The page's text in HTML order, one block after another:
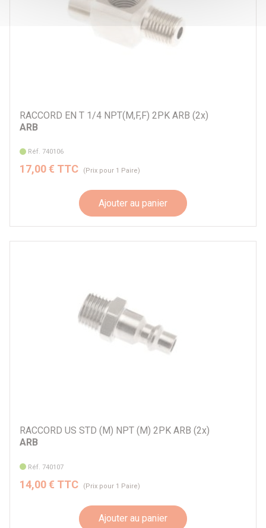
RACCORD EN T 1/4 NPT(M,F,F) 2PK ARB (2x)
ARB
Réf. 740106
17,00 € TTC (Prix pour 1 Paire)
Ajouter au panier
RACCORD US STD (M) NPT (M) 2PK ARB (2x)
ARB
Réf. 740107
14,00 € TTC (Prix pour 1 Paire)
Ajouter au panier